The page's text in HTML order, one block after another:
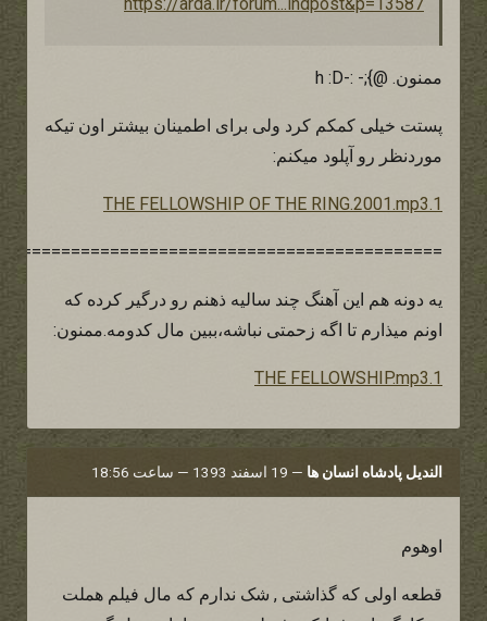
ممنون. @};- :-h :D
پستت خیلی کمکم کرد ولی برای اطمینان بیشتر اون تیکه
موردنظر رو آپلود میکنم:
1.THE FELLOWSHIP OF THE RING.2001.mp3
یه دونه هم این آهنگ چند سالیه ذهنم رو درگیر کرده که
اونم میذارم تا اگه زحمتی نباشه،ببین مال کدومه.ممنون:
1.THE FELLOWSHIP.mp3
الندیل پادشاه انسان ها — 19 اسفند 1393 — ساعت 18:56
اوهوم
قطعه اولی که گذاشتی , شک ندارم که مال فیلم هملت